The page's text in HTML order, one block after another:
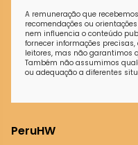
A remuneração que
recomendações ou
nem influencia o conteúdo
fornecer informações
leitores, mas não garantimos
Também não assumimos
ou adequação a diferentes
PeruHW